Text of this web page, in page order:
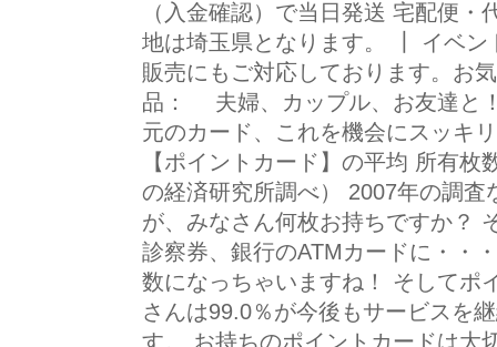
（入金確認）で当日発送 宅配便
地は埼玉県となります。 ┃ イベン
販売にもご対応しております。お
品： 夫婦、カップル、お友達と
元のカード、これを機会にスッキ
【ポイントカード】の平均 所有
の経済研究所調べ） 2007年の調
が、みなさん何枚お持ちですか？
診察券、銀行のATMカードに・・
数になっちゃいますね！ そしてポ
さんは99.0％が今後もサービスを
す。 お持ちのポイントカードは大